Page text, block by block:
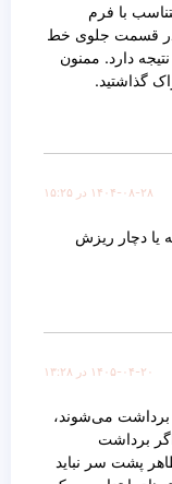
با فرم
قسمت جلوی خط
دارد. ممنون
گذاشتید.
۱۴۰۴-۰۸-۲۸ در ۱۵:۲۵
دچار ریزش
۱۴۰۵-۰۴-۲۰ در ۱۳:۲۸
برداشت می‌شوند،
برداشت
پشت سر نباید